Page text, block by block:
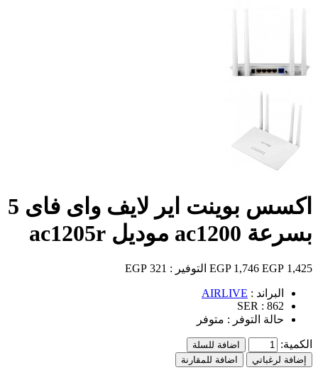
اكسس بوينت اير لايف واى فاى 5
بسرعة ac1200 موديل ac1205r
1,425 EGP
1,746 EGP التوفير : 321 EGP
البراند : AIRLIVE
SER : 862
حالة التوفر : متوفر
الكمية:
اضافة للسلة
إضافة لرغباتي
اضافة للمقارنة